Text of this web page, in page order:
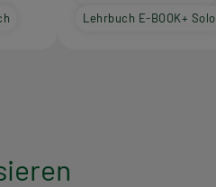
Lehrbuch E-BOOK+ Solo